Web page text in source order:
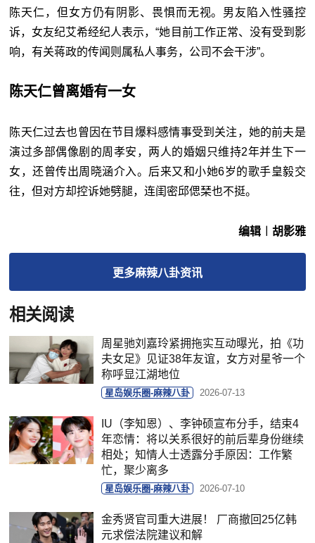
陈天仁，但女方仍有阴影、畏惧而无视。男友陷入性骚控
诉，女友纪艾希经纪人表示，“她目前工作正常、没有受到影
响，有关蒋政的传闻则属私人事务，公司不会干涉”。
陈天仁曾离婚有一女
陈天仁过去也曾因在节目爆料感情事受到关注，她的前夫是
演过多部偶像剧的周孝安，两人的婚姻只维持2年并生下一
女，还曾传出周晓涵介入。后来又和小她6岁的歌手皇毅交
往，但对方却控诉她劈腿，连闺密邱偲琹也不挺。
编辑︱胡影雅
更多麻辣八卦资讯
相关阅读
周星驰刘嘉玲紧拥拖实互动曝光，拍《功
夫女足》见证38年友谊，女方对星爷一个
称呼显江湖地位
星岛娱乐圈-麻辣八卦 2026-07-13
IU（李知恩）、李钟硕宣布分手，结束4
年恋情：将以关系很好的前后辈身份继续
相处；知情人士透露分手原因：工作繁
忙，聚少离多
星岛娱乐圈-麻辣八卦 2026-07-10
金秀贤官司重大进展！ 厂商撤回25亿韩
元求偿法院建议和解